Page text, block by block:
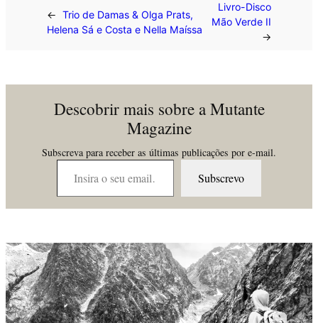
←
Trio de Damas & Olga Prats,
Helena Sá e Costa e Nella Maíssa
Livro-Disco
Mão Verde II
→
Descobrir mais sobre a Mutante
Magazine
Subscreva para receber as últimas publicações por e-mail.
Insira o seu email…
Subscrevo